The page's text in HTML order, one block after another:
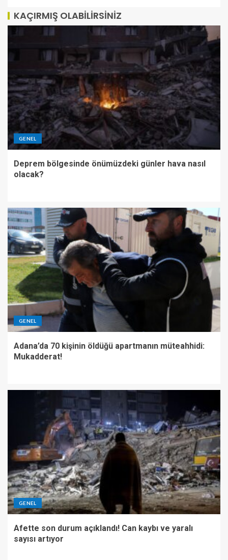
KAÇIRMIŞ OLABILIRSINIZ
GENEL
Deprem bölgesinde önümüzdeki günler hava nasıl
olacak?
GENEL
Adana’da 70 kişinin öldüğü apartmanın müteahhidi:
Mukadderat!
GENEL
Afette son durum açıklandı! Can kaybı ve yaralı
sayısı artıyor